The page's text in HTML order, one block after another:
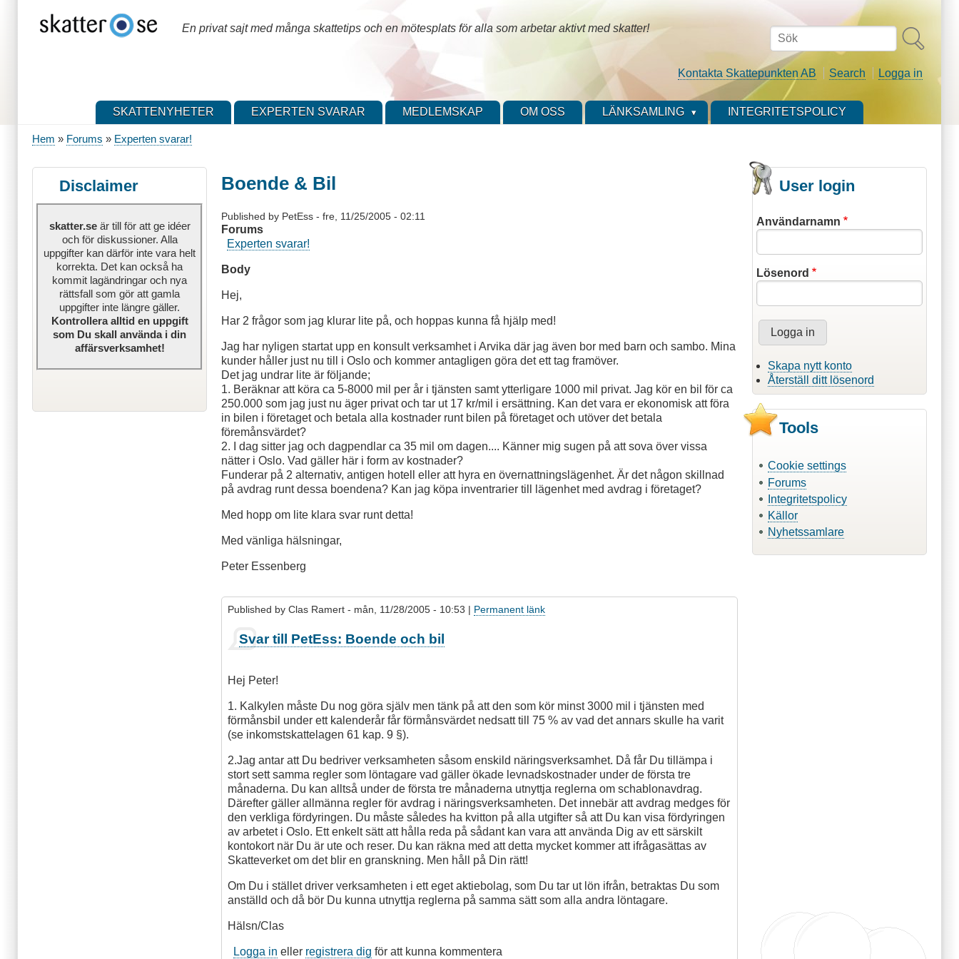
huvudinnehåll
Sök
Kontakta Skattepunkten AB Search Logga in
En privat sajt med många skattetips och en mötesplats för alla som arbetar aktivt med skatter!
SKATTENYHETER EXPERTEN SVARAR MEDLEMSKAP OM OSS LÄNKSAMLING INTEGRITETSPOLICY
Hem Forums Experten svarar!
Disclaimer
skatter.seär till för att ge idéer
och för diskussioner. Alla
uppgifter kan därför inte vara helt
korrekta. Det kan också ha
kommit lagändringar och nya
rättsfall som gör att gamla
uppgifter inte längre gäller.
Kontrollera alltid en uppgift
som Du skall använda i din
affärsverksamhet!
Boende & Bil
Published by PetEss -fre, 11/25/2005 - 02:11
Forums
Experten svarar!
Body
Hej,
Har 2 frågor som jag klurar lite på, och hoppas kunna få hjälp med!
Jag har nyligen startat upp en konsult verksamhet i Arvika där jag även bor med barn och sambo. Mina
kunder håller just nu till i Oslo och kommer antagligen göra det ett tag framöver.
Det jag undrar lite är följande;
1. Beräknar att köra ca 5-8000 mil per år i tjänsten samt ytterligare 1000 mil privat. Jag kör en bil för ca
250.000 som jag just nu äger privat och tar ut 17 kr/mil i ersättning. Kan det vara er ekonomisk att föra
in bilen i företaget och betala alla kostnader runt bilen på företaget och utöver det betala
föremånsvärdet?
2. I dag sitter jag och dagpendlar ca 35 mil om dagen.... Känner mig sugen på att sova över vissa
nätter i Oslo. Vad gäller här i form av kostnader?
Funderar på 2 alternativ, antigen hotell eller att hyra en övernattningslägenhet. Är det någon skillnad
på avdrag runt dessa boendena? Kan jag köpa inventrarier till lägenhet med avdrag i företaget?
Med hopp om lite klara svar runt detta!
Med vänliga hälsningar,
Peter Essenberg
Published byClas Ramert - mån, 11/28/2005 - 10:53 | Permanent länk
Svar till PetEss: Boende och bil
Hej Peter!
1. Kalkylen måste Du nog göra själv men tänk på att den som kör minst 3000 mil i tjänsten med
förmånsbil under ett kalenderår får förmånsvärdet nedsatt till 75 % av vad det annars skulle ha varit
(se inkomstskattelagen 61 kap. 9 §).
2.Jag antar att Du bedriver verksamheten såsom enskild näringsverksamhet. Då får Du tillämpa i
stort sett samma regler som löntagare vad gäller ökade levnadskostnader under de första tre
månaderna. Du kan alltså under de första tre månaderna utnyttja reglerna om schablonavdrag.
Därefter gäller allmänna regler för avdrag i näringsverksamheten. Det innebär att avdrag medges för
den verkliga fördyringen. Du måste således ha kvitton på alla utgifter så att Du kan visa fördyringen
av arbetet i Oslo. Ett enkelt sätt att hålla reda på sådant kan vara att använda Dig av ett särskilt
kontokort när Du är ute och reser. Du kan räkna med att detta mycket kommer att ifrågasättas av
Skatteverket om det blir en granskning. Men håll på Din rätt!
Om Du i stället driver verksamheten i ett eget aktiebolag, som Du tar ut lön ifrån, betraktas Du som
anställd och då bör Du kunna utnyttja reglerna på samma sätt som alla andra löntagare.
Hälsn/Clas
Logga in eller registrera dig för att kunna kommentera
User login
Användarnamn
Lösenord
Skapa nytt konto
Återställ ditt lösenord
Tools
Cookie settings
Forums
Integritetspolicy
Källor
Nyhetssamlare